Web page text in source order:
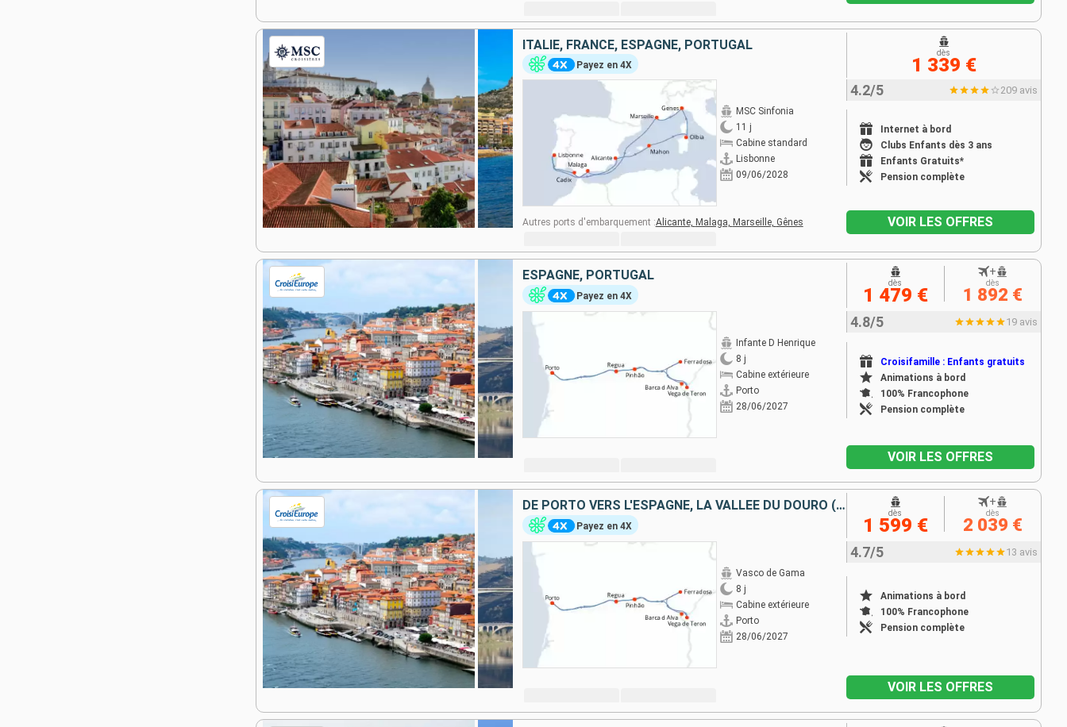
ITALIE, FRANCE, ESPAGNE, PORTUGAL
Payez en 4X
MSC Sinfonia
11 j
Cabine standard
Lisbonne
09/06/2028
4.2/5 209 avis
Internet à bord
Clubs Enfants dès 3 ans
Enfants Gratuits*
Pension complète
dès
1 339 €
Autres ports d'embarquement :Alicante, Malaga, Marseille, Gênes VOIR LES OFFRES
ESPAGNE, PORTUGAL
Payez en 4X
Infante D Henrique
8 j
Cabine extérieure
Porto
28/06/2027
4.8/5 19 avis
Croisifamille : Enfants gratuits
Animations à bord
100% Francophone
Pension complète
dès
1 479 €
+
dès
1 892 €
VOIR LES OFFRES
DE PORTO VERS L'ESPAGNE, LA VALLÉE DU DOURO (PORTUGAL) ET SALAMANQUE (ESPAGNE)
Payez en 4X
Vasco de Gama
8 j
Cabine extérieure
Porto
28/06/2027
4.7/5 13 avis
Animations à bord
100% Francophone
Pension complète
dès
1 599 €
+
dès
2 039 €
VOIR LES OFFRES